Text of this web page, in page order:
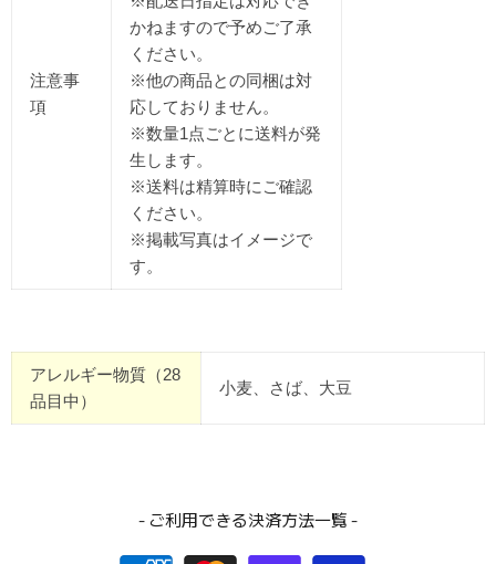
注意事
項
かねますので予めご了承
ください。
※他の商品との同梱は対
応しておりません。
※数量1点ごとに送料が発
生します。
※送料は精算時にご確認
ください。
※掲載写真はイメージで
す。
アレルギー物質（28
品目中）
小麦、さば、大豆
- ご利用できる決済方法一覧 -